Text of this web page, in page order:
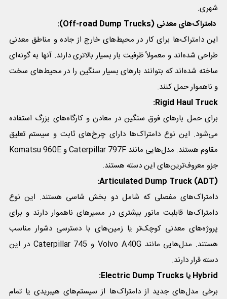
شهری.
دامتراک‌های معدنی (Off-road Dump Trucks):
این دامتراک‌ها برای کار در محیط‌های خارج از جاده و مناطق معدنی
طراحی شده‌اند و معمولاً ظرفیت بار بسیار بالاتری دارند. آنها به گونه‌ای
ساخته شده‌اند که بتوانند بارهای بسیار سنگین را در محیط‌های سخت
و ناهموار حمل کنند.
Rigid Haul Truck:
برای حمل بارهای فوق سنگین در معادن و کارگاه‌های بزرگ استفاده
می‌شود. این نوع دامتراک‌ها دارای چرخ‌های ثابت و سیستم تعلیق
مقاوم هستند. مدل‌هایی مانند Caterpillar 797F و Komatsu 960E
جزو معروف‌ترین‌های این دسته هستند.
Articulated Dump Truck (ADT):
دامتراک‌های مفصلی که شامل دو بخش شاسی هستند. این نوع
دامتراک‌ها قابلیت مانور بیشتری در مسیرهای ناهموار دارند و برای
پروژه‌های معدنی کوچک‌تر یا زمین‌های با دسترسی دشوار مناسب
هستند. مدل‌هایی مانند Volvo A40G و Caterpillar 745 در این
دسته قرار دارند.
Hybrid یا Electric Dump Trucks:
برخی مدل‌های جدید از دامتراک‌ها از سیستم‌های هیبریدی یا تمام